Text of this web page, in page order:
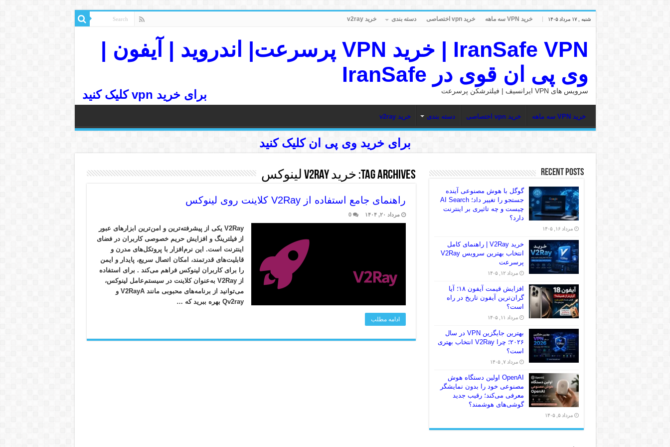
شنبه , ۱۷ مرداد ۱۴۰۵ خرید VPN سه ماهه خرید vpn اختصاصی دسته بندی خرید v2ray
IranSafe VPN | خرید VPN پرسرعت| اندروید | آیفون |
وی پی ان قوی در IranSafe
سرویس های VPN ایرانسیف | فیلترشکن پرسرعت برای خرید vpn کلیک کنید
خرید VPN سه ماهه خرید vpn اختصاصی دسته بندی خرید v2ray
برای خرید وی پی ان کلیک کنید
Tag Archives: خرید v2ray لینوکس
راهنمای جامع استفاده از V2Ray کلاینت روی لینوکس
مرداد ۲۰, ۱۴۰۴ 0
V2Ray یکی از پیشرفته‌ترین و امن‌ترین ابزارهای عبور
از فیلترینگ و افزایش حریم خصوصی کاربران در فضای
اینترنت است. این نرم‌افزار با پروتکل‌های مدرن و
قابلیت‌های قدرتمند، امکان اتصال سریع، پایدار و ایمن
را برای کاربران لینوکس فراهم می‌کند . برای استفاده
از V2Ray به‌عنوان کلاینت در سیستم‌عامل لینوکس،
می‌توانید از برنامه‌های محبوبی مانند V2RayA و
Qv2ray بهره ببرید که …
ادامه مطلب
Recent Posts
گوگل با هوش مصنوعی آینده
جستجو را تغییر داد؛ AI Search
چیست و چه تاثیری بر اینترنت
دارد؟
مرداد ۱۶, ۱۴۰۵
خرید V2Ray | راهنمای کامل
انتخاب بهترین سرویس V2Ray
پرسرعت
مرداد ۱۲, ۱۴۰۵
افزایش قیمت آیفون ۱۸؛ آیا
گران‌ترین آیفون تاریخ در راه
است؟
مرداد ۱۱, ۱۴۰۵
بهترین جایگزین VPN در سال
۲۰۲۶؛ چرا V2Ray انتخاب بهتری
است؟
مرداد ۷, ۱۴۰۵
OpenAI اولین دستگاه هوش
مصنوعی خود را بدون نمایشگر
معرفی می‌کند؛ رقیب جدید
گوشی‌های هوشمند؟
مرداد ۵, ۱۴۰۵